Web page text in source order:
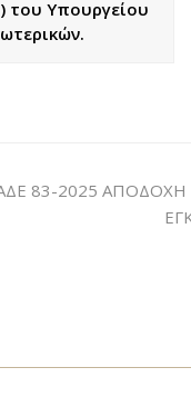
του Υπουργείου
83-2025